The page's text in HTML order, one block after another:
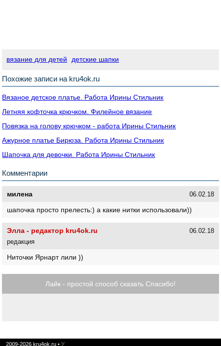
вязание для детей детские шапки
Похожие записи на kru4ok.ru
Вязаное детское платье. Работа Ирины Стильник
Летняя кофточка крючком. Филейное вязание
Повязка на голову крючком - работа Ирины Стильник
Ажурное платье Бирюза. Работа Ирины Стильник
Шапочка для девочки. Работа Ирины Стильник
Комментарии
милена 06.02.18
шапочка просто прелесть:) а какие нитки использовали))
Элла - редактор kru4ok.ru
редакция
06.02.18
Ниточки Ярнарт лили ))
Лайк - простой способ сказать Спасибо!
2009-2026 kru4ok.ru • У